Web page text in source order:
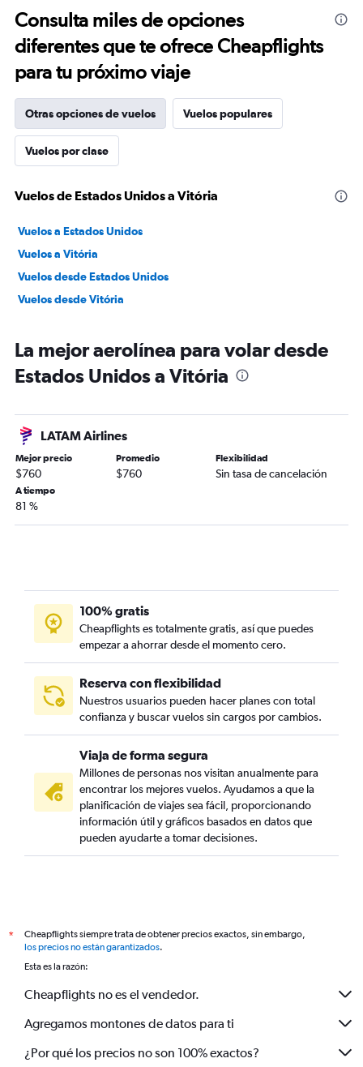
Consulta miles de opciones
diferentes que te ofrece Cheapflights
para tu próximo viaje
Otras opciones de vuelos Vuelos populares
Vuelos por clase
Vuelos de Estados Unidos a Vitória
Vuelos a Estados Unidos
Vuelos a Vitória
Vuelos desde Estados Unidos
Vuelos desde Vitória
La mejor aerolínea para volar desde
Estados Unidos a Vitória
LATAM Airlines
Mejor precio
$760
Promedio
$760
Flexibilidad
Sin tasa de cancelación
A tiempo
81 %
100% gratis
Cheapflights es totalmente gratis, así que puedes
empezar a ahorrar desde el momento cero.
Reserva con flexibilidad
Nuestros usuarios pueden hacer planes con total
confianza y buscar vuelos sin cargos por cambios.
Viaja de forma segura
Millones de personas nos visitan anualmente para
encontrar los mejores vuelos. Ayudamos a que la
planificación de viajes sea fácil, proporcionando
información útil y gráficos basados en datos que
pueden ayudarte a tomar decisiones.
*
Cheapflights siempre trata de obtener precios exactos, sin embargo,
los precios no están garantizados.
Esta es la razón:
Cheapflights no es el vendedor.
Agregamos montones de datos para ti
¿Por qué los precios no son 100% exactos?